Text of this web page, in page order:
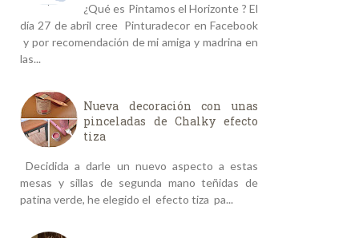
¿Qué es Pintamos el Horizonte ? El
día 27 de abril cree Pinturadecor en Facebook
y por recomendación de mi amiga y madrina en
las...
Nueva decoración con unas
pinceladas de Chalky efecto
tiza
Decidida a darle un nuevo aspecto a estas
mesas y sillas de segunda mano teñidas de
patina verde, he elegido el efecto tiza pa...